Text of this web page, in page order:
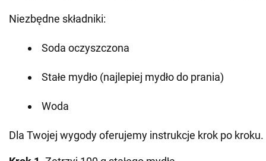
Niezbędne składniki:
Soda oczyszczona
Stałe mydło (najlepiej mydło do prania)
Woda
Dla Twojej wygody oferujemy instrukcje krok po kroku.